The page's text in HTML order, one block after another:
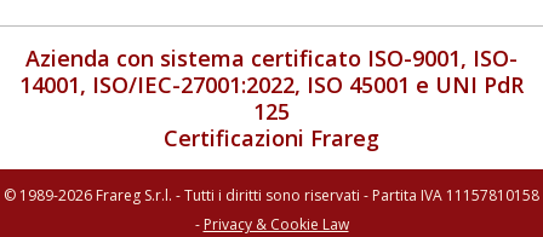
Azienda con sistema certificato ISO-9001, ISO-
14001, ISO/IEC-27001:2022, ISO 45001 e UNI PdR
125
Certificazioni Frareg
© 1989-2026 Frareg S.r.l. - Tutti i diritti sono riservati - Partita IVA 11157810158
- Privacy & Cookie Law